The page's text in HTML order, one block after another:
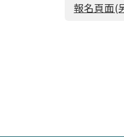
報名頁面(